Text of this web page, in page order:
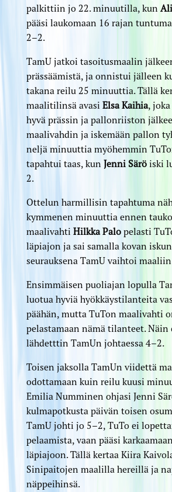
palkittiin jo 22. minuutilla, kun
pääsi laukomaan 16 rajan
2–2.
TamU jatkoi tasoitusmaalin
prässäämistä, ja onnistui jälleen
takana reilu 25 minuuttia. Tällä
maalitilinsä avasi Elsa Kaihia, joka
hyvä prässin ja pallonriiston
maalivahdin ja iskemään pallon
neljä minuuttia myöhemmin TuTon
tapahtui taas, kun Jenni Säröiski
2.
Ottelun harmillisin tapahtuma
kymmenen minuuttia ennen
maalivahti Hilkka Palopelasti
läpiajon ja sai samalla kovan iskun.
seurauksena TamU vaihtoi maaliin
Ensimmäisen puoliajan lopulla
luotua hyviä hyökkäystilanteita
päähän, mutta TuTon maalivahti
pelastamaan nämä tilanteet. Näin
lähdetttin TamUn johtaessa 4–2.
Toisen jaksolla TamUn viidettä
odottamaan kuin reilu kuusi
Emilia Numminen ohjasi Jenni
kulmapotkusta päivän toisen
TamU johti jo 5–2, TuTo ei
pelaamista, vaan pääsi
läpiajoon. Tällä kertaa Kiira
Sinipaitojen maalilla hereillä ja
näppeihinsä.